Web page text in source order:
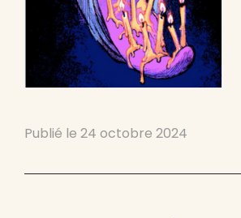
Publié le 24 octobre 2024